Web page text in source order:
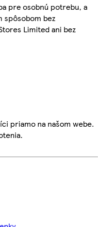
pre osobnú potrebu, a
spôsobom bez
Limited ani bez
priamo na našom webe.